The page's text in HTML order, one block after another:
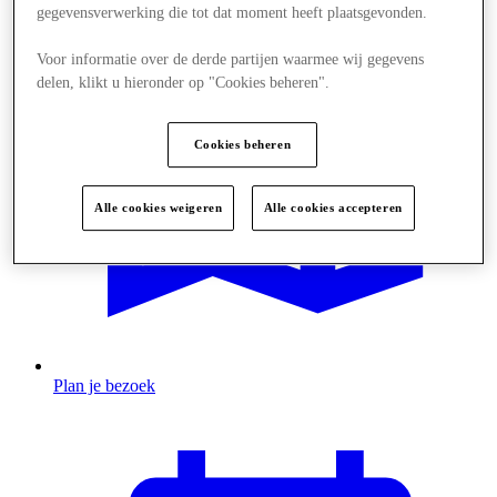
Plan je bezoek
gegevensverwerking die tot dat moment heeft plaatsgevonden.
Voor informatie over de derde partijen waarmee wij gegevens
delen, klikt u hieronder op "Cookies beheren".
Cookies beheren
Alle cookies weigeren Alle cookies accepteren